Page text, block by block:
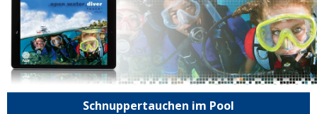
Schnuppertauchen im Pool